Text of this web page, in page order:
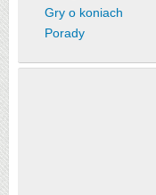
Gry o koniach
Porady